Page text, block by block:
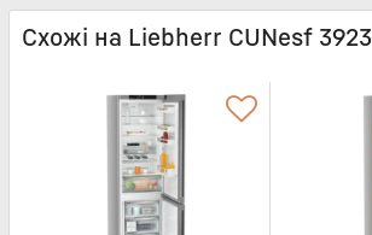
Схожі на Liebherr CUNesf 3923